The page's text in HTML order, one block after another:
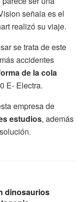
señala es el
realizó su viaje.
se trata de este
accidentes
de la cola
E- Electra.
empresa de
estudios, además
dinosaurios